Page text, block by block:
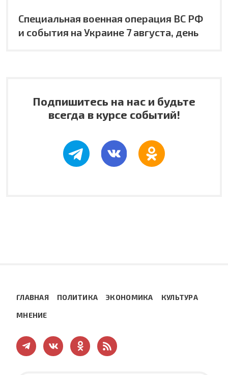
Специальная военная операция ВС РФ
и события на Украине 7 августа, день
Подпишитесь на нас и будьте
всегда в курсе событий!
ГЛАВНАЯ ПОЛИТИКА ЭКОНОМИКА КУЛЬТУРА
МНЕНИЕ